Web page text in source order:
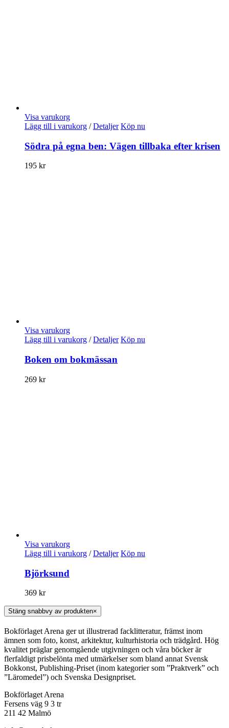
Visa varukorg
Lägg till i varukorg / Detaljer Köp nu
Södra på egna ben: Vägen tillbaka efter krisen
195 kr
Visa varukorg
Lägg till i varukorg / Detaljer Köp nu
Boken om bokmässan
269 kr
Visa varukorg
Lägg till i varukorg / Detaljer Köp nu
Björksund
369 kr
Stäng snabbvy av produkten×
Bokförlaget Arena ger ut illustrerad facklitteratur, främst inom
ämnen som foto, konst, arkitektur, kulturhistoria och trädgård. Hög
kvalitet präglar genomgående utgivningen och våra böcker är
flerfaldigt prisbelönta med utmärkelser som bland annat Svensk
Bokkonst, Publishing-Priset (inom kategorier som ”Praktverk” och
”Läromedel”) och Svenska Designpriset.
Bokförlaget Arena
Fersens väg 9 3 tr
211 42 Malmö